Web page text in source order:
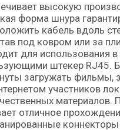
высокую
форма шнура
кабель вдоль
под ковром или за
для использования
штекер RJ45.
загружать фильмы,
участников
материалов.
отличное